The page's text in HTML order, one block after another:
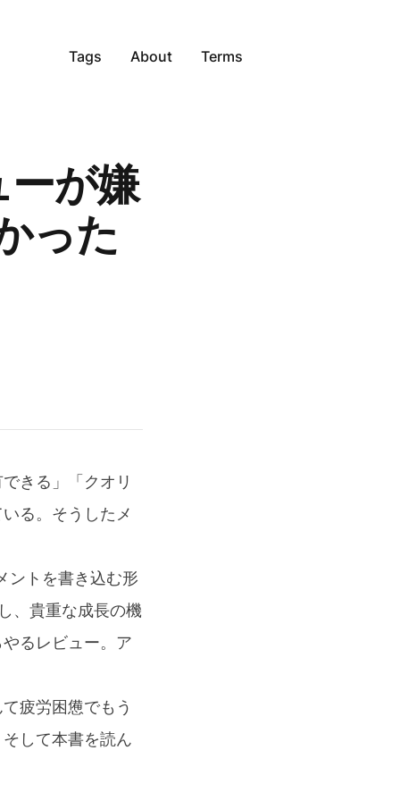
Tags About Terms
が嫌
った
きる」「クオリ
る。そうしたメ
ントを書き込む形
、貴重な成長の機
るレビュー。ア
疲労困憊でもう
して本書を読ん